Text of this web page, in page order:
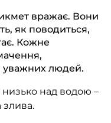
вражає. Вони
як поводиться,
Кожне
уважних людей.
низько над водою –